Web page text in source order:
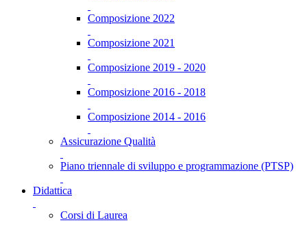
Composizione 2022
Composizione 2021
Composizione 2019 - 2020
Composizione 2016 - 2018
Composizione 2014 - 2016
Assicurazione Qualità
Piano triennale di sviluppo e programmazione (PTSP)
Didattica
Corsi di Laurea